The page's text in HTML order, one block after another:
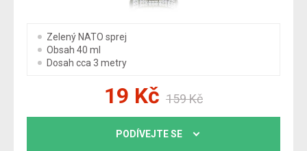
Zelený NATO sprej
Obsah 40 ml
Dosah cca 3 metry
19 Kč 159Kč
PODÍVEJTE SE